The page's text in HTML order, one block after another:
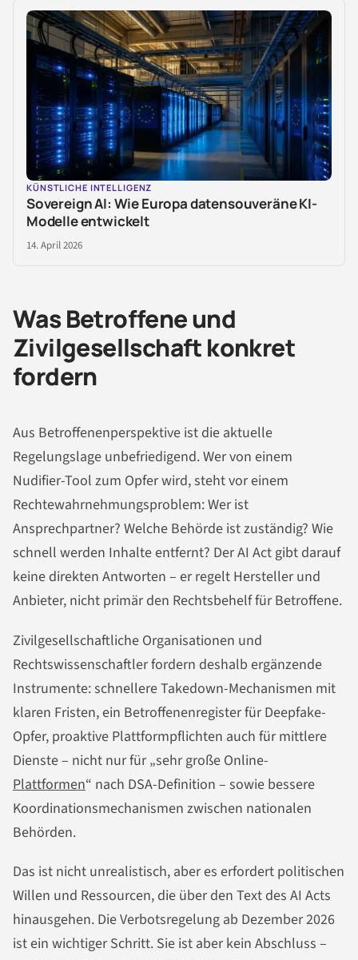
KÜNSTLICHE INTELLIGENZ
Sovereign AI: Wie Europa datensouveräne KI-
Modelle entwickelt
14. April 2026
Was Betroffene und
Zivilgesellschaft konkret
fordern
Aus Betroffenenperspektive ist die aktuelle
Regelungslage unbefriedigend. Wer von einem
Nudifier-Tool zum Opfer wird, steht vor einem
Rechtewahrnehmungsproblem: Wer ist
Ansprechpartner? Welche Behörde ist zuständig? Wie
schnell werden Inhalte entfernt? Der AI Act gibt darauf
keine direkten Antworten – er regelt Hersteller und
Anbieter, nicht primär den Rechtsbehelf für Betroffene.
Zivilgesellschaftliche Organisationen und
Rechtswissenschaftler fordern deshalb ergänzende
Instrumente: schnellere Takedown-Mechanismen mit
klaren Fristen, ein Betroffenenregister für Deepfake-
Opfer, proaktive Plattformpflichten auch für mittlere
Dienste – nicht nur für „sehr große Online-
Plattformen“ nach DSA-Definition – sowie bessere
Koordinationsmechanismen zwischen nationalen
Behörden.
Das ist nicht unrealistisch, aber es erfordert politischen
Willen und Ressourcen, die über den Text des AI Acts
hinausgehen. Die Verbotsregelung ab Dezember 2026
ist ein wichtiger Schritt. Sie ist aber kein Abschluss –